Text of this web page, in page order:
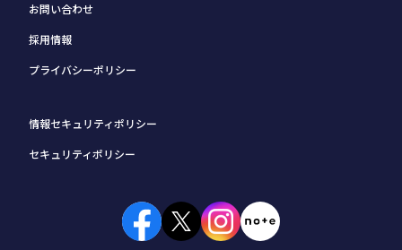
お問い合わせ
採用情報
プライバシーポリシー
情報セキュリティポリシー
セキュリティポリシー